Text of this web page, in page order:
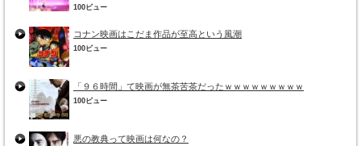
100ビュー
コナン映画はこだま作品が至高という風潮
100ビュー
「９６時間」て映画が無茶苦茶だったｗｗｗｗｗｗｗｗｗ
100ビュー
悪の教典って映画は何なの？